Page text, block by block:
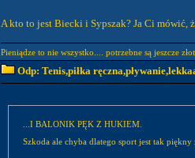
A kto to jest Biecki i Sypszak? Ja Ci mówić,
Pieniądze to nie wszystko.... potrzebne są jeszcze
Odp: Tenis,piłka
...I BALONIK PĘK Z HUKIEM.
Szkoda ale chyba dlatego sport jest tak piękny